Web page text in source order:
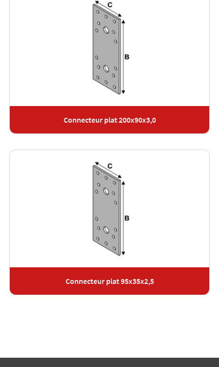
Connecteur plat 200x90x3,0
Connecteur plat 95x35x2,5